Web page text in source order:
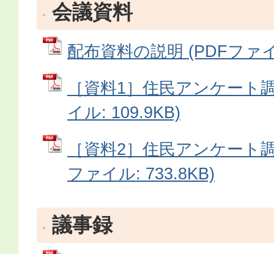
会議資料
配布資料の説明 (PDFファ
［資料1］住民アンケート
イル: 109.9KB)
［資料2］住民アンケート
ファイル: 733.8KB)
議事録